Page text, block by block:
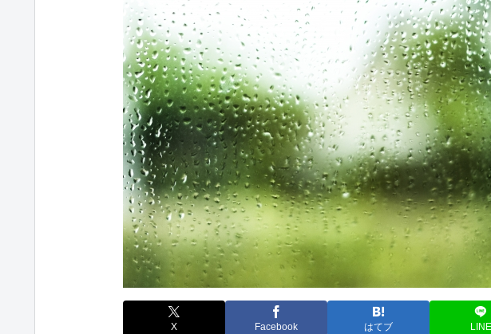
X Facebook はてブ LINE